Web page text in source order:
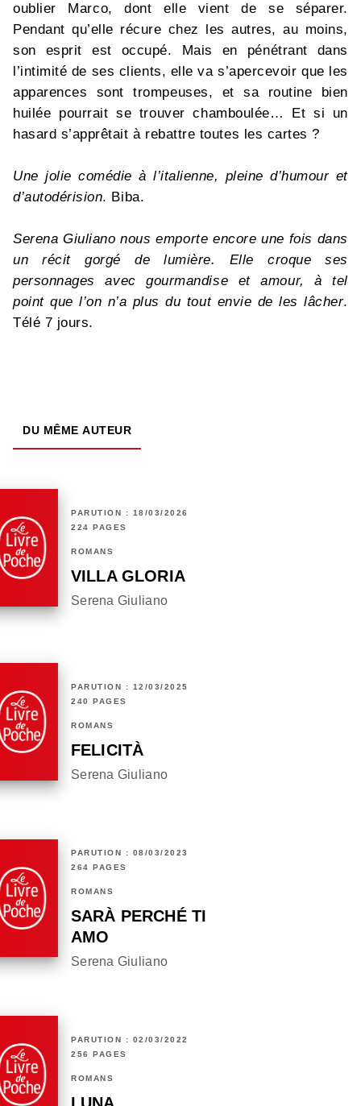
oublier Marco, dont elle vient de se séparer.
Pendant qu’elle récure chez les autres, au moins,
son esprit est occupé. Mais en pénétrant dans
l’intimité de ses clients, elle va s’apercevoir que les
apparences sont trompeuses, et sa routine bien
huilée pourrait se trouver chamboulée… Et si un
hasard s’apprêtait à rebattre toutes les cartes ?
Une jolie comédie à l’italienne, pleine d’humour et
d’autodérision. Biba.
Serena Giuliano nous emporte encore une fois dans
un récit gorgé de lumière. Elle croque ses
personnages avec gourmandise et amour, à tel
point que l’on n’a plus du tout envie de les lâcher.
Télé 7 jours.
DU MÊME AUTEUR
PARUTION : 18/03/2026
224 PAGES
ROMANS
VILLA GLORIA
Serena Giuliano
PARUTION : 12/03/2025
240 PAGES
ROMANS
FELICITÀ
Serena Giuliano
PARUTION : 08/03/2023
264 PAGES
ROMANS
SARÀ PERCHÉ TI
AMO
Serena Giuliano
PARUTION : 02/03/2022
256 PAGES
ROMANS